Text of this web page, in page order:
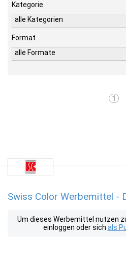
Kategorie
alle Kategorien
Format
alle Formate
1
Swiss Color Werbemittel -
Um dieses Werbemittel nutzen
einloggen oder sich als